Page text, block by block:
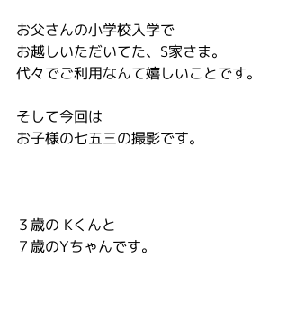
お父さんの小学校入学で
お越しいただいてた、S家さま。
代々でご利用なんて嬉しいことです。
そして今回は
お子様の七五三の撮影です。
３歳の Kくんと
７歳のYちゃんです。